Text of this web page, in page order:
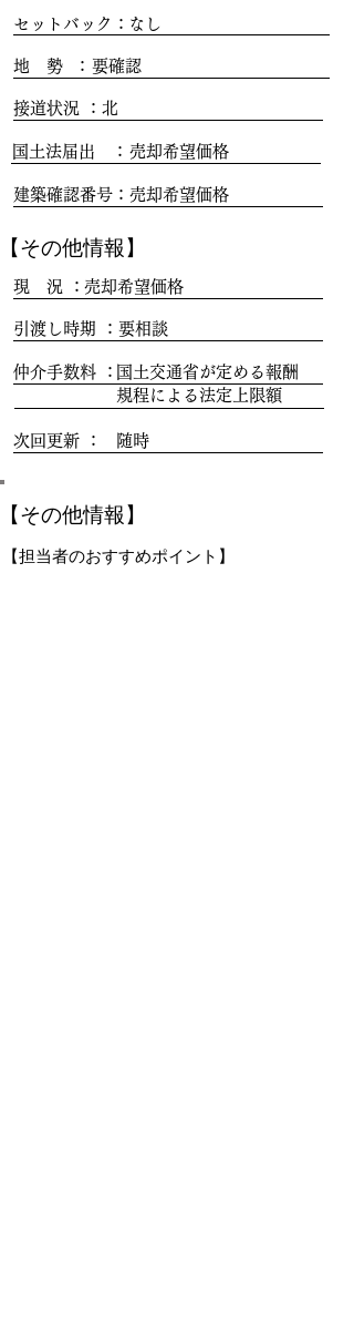
セットバック： なし
地 勢 ： 要確認
接道状況 ： 北
国土法届出 ： 売却希望価格
建築確認番号： 売却希望価格
​【その他情報】
現 況 ：売却希望価格
引渡し時期 ： 要相談
仲介手数料 ： 国土交通省が定める報酬
規程による法定上限額
次回更新 ： 随時
​【その他情報】
​【担当者のおすすめポイント】